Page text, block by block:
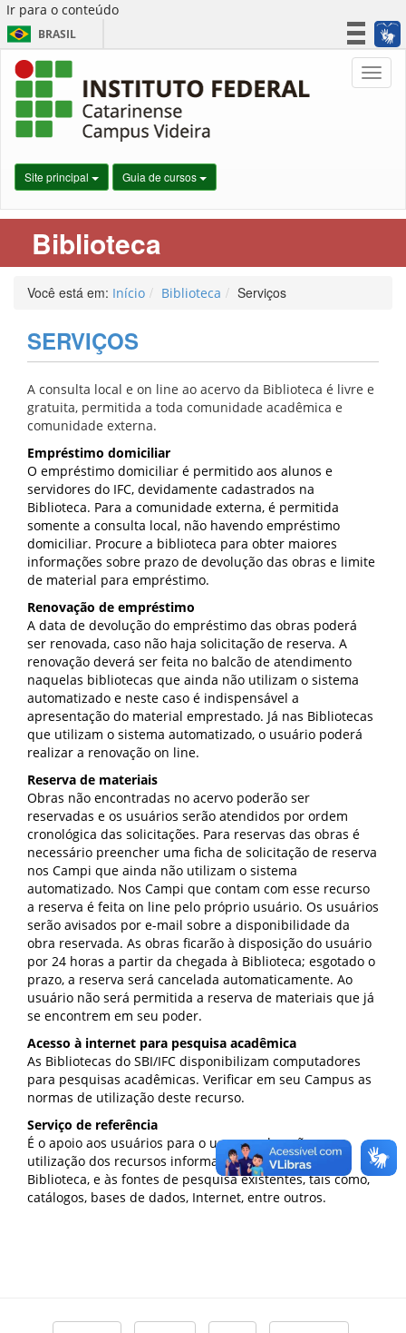
Ir para o conteúdo
BRASIL
Simplifique!
Site principal Guia de cursos
Biblioteca
Você está em: Início Biblioteca Serviços
SERVIÇOS
A consulta local e on line ao acervo da Biblioteca é livre e
gratuita, permitida a toda comunidade acadêmica e
comunidade externa.
Empréstimo domiciliar
O empréstimo domiciliar é permitido aos alunos e
servidores do IFC, devidamente cadastrados na
Biblioteca. Para a comunidade externa, é permitida
somente a consulta local, não havendo empréstimo
domiciliar. Procure a biblioteca para obter maiores
informações sobre prazo de devolução das obras e limite
de material para empréstimo.
Renovação de empréstimo
A data de devolução do empréstimo das obras poderá
ser renovada, caso não haja solicitação de reserva. A
renovação deverá ser feita no balcão de atendimento
naquelas bibliotecas que ainda não utilizam o sistema
automatizado e neste caso é indispensável a
apresentação do material emprestado. Já nas Bibliotecas
que utilizam o sistema automatizado, o usuário poderá
realizar a renovação on line.
Reserva de materiais
Obras não encontradas no acervo poderão ser
reservadas e os usuários serão atendidos por ordem
cronológica das solicitações. Para reservas das obras é
necessário preencher uma ficha de solicitação de reserva
nos Campi que ainda não utilizam o sistema
automatizado. Nos Campi que contam com esse recurso
a reserva é feita on line pelo próprio usuário. Os usuários
serão avisados por e-mail sobre a disponibilidade da
obra reservada. As obras ficarão à disposição do usuário
por 24 horas a partir da chegada à Biblioteca; esgotado o
prazo, a reserva será cancelada automaticamente. Ao
usuário não será permitida a reserva de materiais que já
se encontrem em seu poder.
Acesso à internet para pesquisa acadêmica
As Bibliotecas do SBI/IFC disponibilizam computadores
para pesquisas acadêmicas. Verificar em seu Campus as
normas de utilização deste recurso.
Serviço de referência
É o apoio aos usuários para o uso e exploração na
utilização dos recursos informacionais disponíveis na
Biblioteca, e às fontes de pesquisa existentes, tais como,
catálogos, bases de dados, Internet, entre outros.